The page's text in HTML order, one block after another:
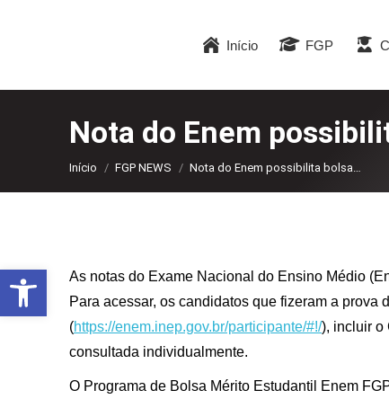
Início FGP
Nota do Enem
Você está aqui:
Início FGP NEWS Nota do Enem possibilita bolsa…
As notas do Exame Nacional do Ensino Médio
Para acessar, os candidatos que fizeram a prova
(https://enem.inep.gov.br/participante/#!/), incluir o
consultada individualmente.
O Programa de Bolsa Mérito Estudantil Enem
Abrir a barra de ferramentas